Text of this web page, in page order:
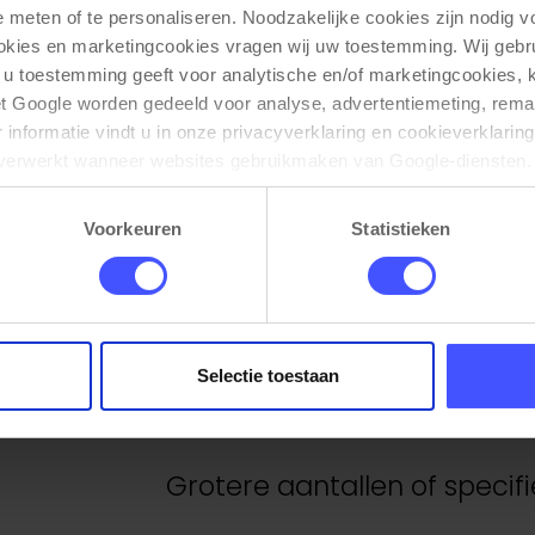
meten of te personaliseren. Noodzakelijke cookies zijn nodig
en marketingcookies vragen wij uw toestemming. Wij
toestemming geeft voor analytische en/of marketingcookies,
Google worden gedeeld voor analyse, advertentiemeting,
informatie vindt u in onze privacyverklaring en
via de cookie-instellingen. Zie onze privacy policy.
Voorkeuren Statistieken
Selectie toestaan
remmen om de kar te fixeren.
heeft rubber wielen, geschikt voor harde en zachtere
Proefplaatsing aanvragen?
Onze medewerkers denken graag met u
Grotere aantallen of